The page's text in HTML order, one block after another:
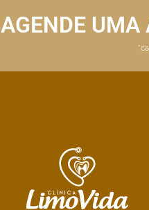
AGENDE UMA